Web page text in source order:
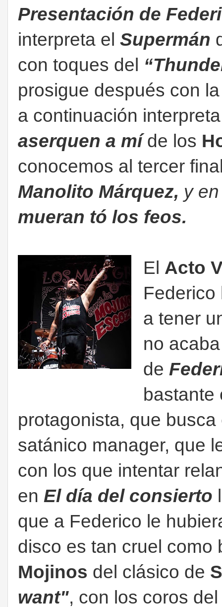
Presentación de
interpreta el Supermán
con toques del
prosigue después con
a continuación
aserquen a míde los
conocemos al tercer
Manolito Márquez, y
mueran tó los feos.
El Acto
Federico
a tener
no
de
bastante
protagonista, que
satánico manager, que
con los que intentar
en El día del consierto
que a Federico le
disco es tan cruel como
Mojinos del clásico de
want", con los coros